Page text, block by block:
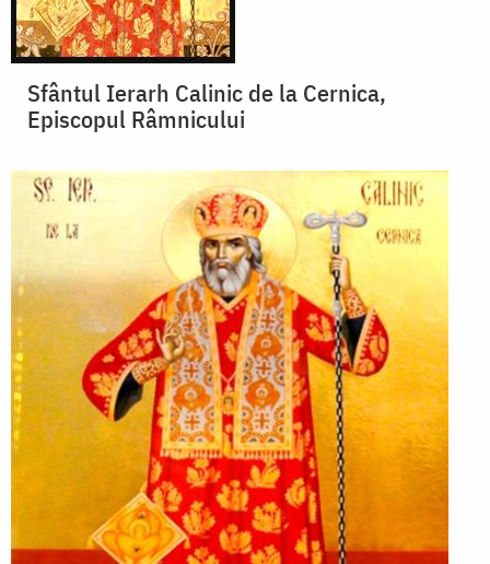
Sfântul Ierarh Calinic de la Cernica,
Episcopul Râmnicului